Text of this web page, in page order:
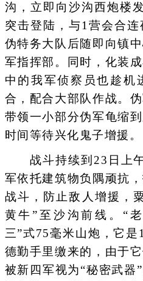
沟，立即向沙沟西炮楼
突击登陆，与1营会合
伪特务大队后随即向镇
军指挥部。同时，化装
中的我军侦察员也趁机
合，配合大部队作战。
带领一小部分伪军龟缩
时间等待兴化鬼子增援。
战斗持续到23日上午
军依托建筑物负隅顽抗
战斗，防止敌人增援，
黄牛”至沙沟前线。“
三”式75毫米山炮，它
德勤手里缴来的，由于
被新四军视为“秘密武器